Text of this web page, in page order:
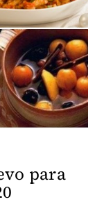
para